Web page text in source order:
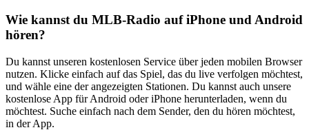
Wie kannst du MLB-Radio auf iPhone und Android
hören?
Du kannst unseren kostenlosen Service über jeden mobilen Browser
nutzen. Klicke einfach auf das Spiel, das du live verfolgen möchtest,
und wähle eine der angezeigten Stationen. Du kannst auch unsere
kostenlose App für Android oder iPhone herunterladen, wenn du
möchtest. Suche einfach nach dem Sender, den du hören möchtest,
in der App.